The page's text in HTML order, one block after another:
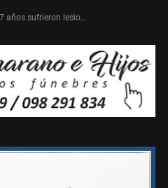
años sufrieron lesio…